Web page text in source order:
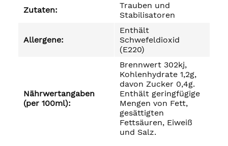
Zutaten:
Trauben und
Stabilisatoren
Allergene:
Enthält
Schwefeldioxid
(E220)
Nährwertangaben
(per 100ml):
Brennwert 302kj,
Kohlenhydrate 1,2g,
davon Zucker 0,4g.
Enthält geringfügige
Mengen von Fett,
gesättigten
Fettsäuren, Eiweiß
und Salz.